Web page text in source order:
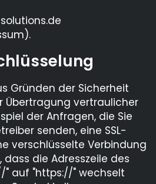
Gründen der Sicherheit
Übertragung vertraulicher
der Anfragen, die Sie
senden, eine SSL-
verschlüsselte Verbindung
dass die Adresszeile des
" auf "https://" wechselt